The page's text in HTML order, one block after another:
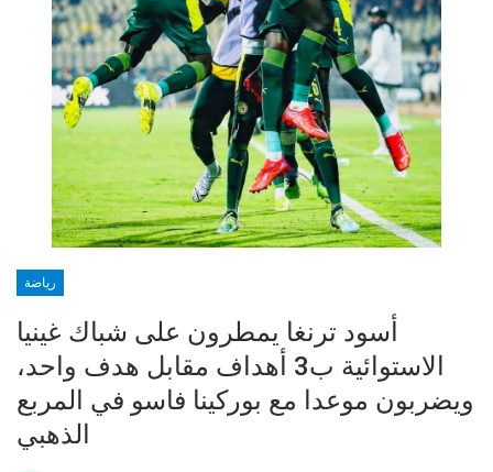
رياضة
أسود ترنغا يمطرون على شباك غينيا
الاستوائية ب3 أهداف مقابل هدف واحد،
ويضربون موعدا مع بوركينا فاسو في المربع
الذهبي